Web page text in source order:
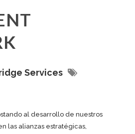
Services
al desarrollo de nuestros
las alianzas estratégicas,